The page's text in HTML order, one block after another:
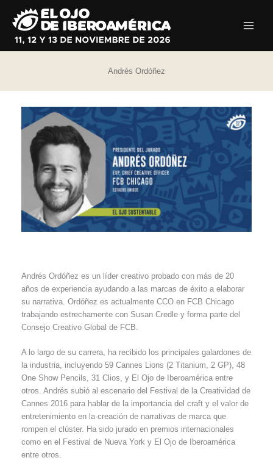
contenido
Andrés Ordóñez
Andrés Ordóñez es un líder creativo probado con más de 20
años de experiencia ayudando a las marcas de éxito a elaborar
su narrativa. Ordóñez es actualmente CCO en FCB Chicago
trabajando estrechamente con Susan Credle y forma parte del
Consejo Creativo Global de FCB.
A lo largo de su carrera, ha recibido los principales galardones de
la industria, incluyendo 59 Cannes Lions (2 Titanium, 2 GP), 48
One Show Pencils, 31 Clios, y El Ojo de Iberoamérica entre
otros. Andrés subió al escenario del Festival de la Creatividad de
Cannes 2016 para hablar de la importancia del craft y el valor de
entretenimiento en la creación de narrativas de marca que
rompen el clúster. Ha sido jurado en premios internacionales
como en el Festival de Nueva York y El Ojo de Iberoamérica
entre otros.